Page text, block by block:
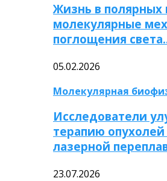
Жизнь в полярных
молекулярные
поглощения
05.02.2026
Молекулярная
Исследователи
терапию
лазерной
23.07.2026